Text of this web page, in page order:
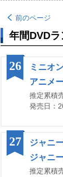
前のページ
年間DVD
ミニオ
アニメ
推定累積
発売日：
26
ジャニ
ジャニ
推定累積
27